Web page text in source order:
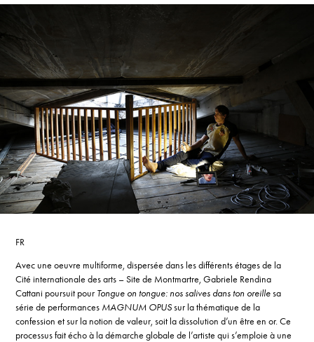
FR
Avec une oeuvre multiforme, dispersée dans les différents étages de la
Cité internationale des arts – Site de Montmartre, Gabriele Rendina
Cattani poursuit pour Tongue on tongue: nos salives dans ton oreillesa
série de performances MAGNUM OPUSsur la thématique de la
confession et sur la notion de valeur, soit la dissolution d’un être en or. Ce
processus fait écho à la démarche globale de l’artiste qui s’emploie à une